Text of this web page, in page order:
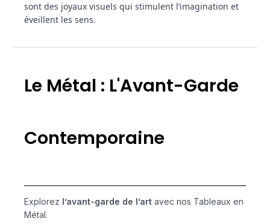
sont des joyaux visuels qui stimulent l’imagination et
éveillent les sens.
Le Métal : L'Avant-Garde
Contemporaine
Explorez l’avant-garde de l’art avec nos Tableaux en
Métal.